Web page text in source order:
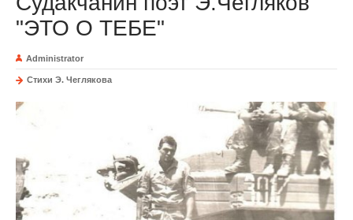
"ЭТО О ТЕБЕ"
Administrator
Стихи Э. Чеглякова